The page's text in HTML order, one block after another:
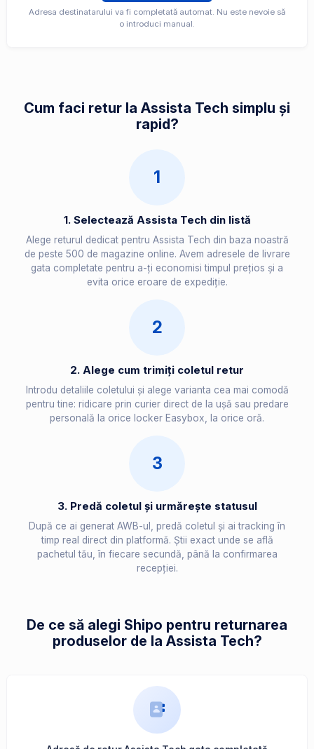
Adresa destinatarului va fi completată automat. Nu este nevoie să
o introduci manual.
Cum faci retur la Assista Tech simplu și
rapid?
1
1. Selectează Assista Tech din listă
Alege returul dedicat pentru Assista Tech din baza noastră
de peste 500 de magazine online. Avem adresele de livrare
gata completate pentru a-ți economisi timpul prețios și a
evita orice eroare de expediție.
2
2. Alege cum trimiți coletul retur
Introdu detaliile coletului și alege varianta cea mai comodă
pentru tine: ridicare prin curier direct de la ușă sau predare
personală la orice locker Easybox, la orice oră.
3
3. Predă coletul și urmărește statusul
După ce ai generat AWB-ul, predă coletul și ai tracking în
timp real direct din platformă. Știi exact unde se află
pachetul tău, în fiecare secundă, până la confirmarea
recepției.
De ce să alegi Shipo pentru returnarea
produselor de la Assista Tech?